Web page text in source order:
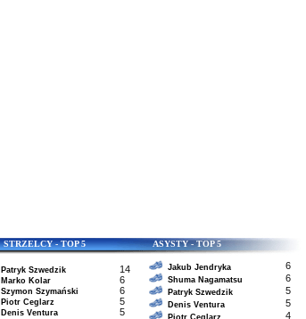
STRZELCY - TOP 5 ASYSTY - TOP 5
Patryk Szwedzik 14
Marko Kolar 6
Szymon Szymański 6
Piotr Ceglarz 5
Denis Ventura 5
Jakub Jendryka 6
Shuma Nagamatsu 6
Patryk Szwedzik 5
Denis Ventura 5
Piotr Ceglarz 4